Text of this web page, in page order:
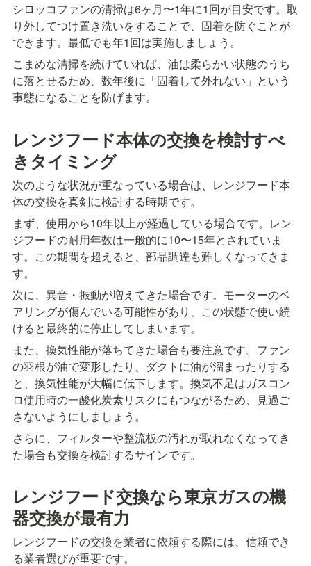
シロッコファンの清掃は6ヶ月〜1年に1回が目安です。取
り外してつけ置き洗いをすることで、固着を防ぐことが
できます。最低でも年1回は実施しましょう。
こまめな清掃を続けていれば、油は柔らかい状態のうち
に落とせるため、数年後に「固着して外れない」という
事態になることを防げます。
レンジフード本体の交換を検討すべ
きタイミング
次のような状況が重なっている場合は、レンジフード本
体の交換を真剣に検討する時期です。
まず、使用から10年以上が経過している場合です。レン
ジフードの耐用年数は一般的に10〜15年とされていま
す。この期間を超えると、部品調達も難しくなってきま
す。
次に、異音・振動が増えてきた場合です。モーターのベ
アリングが傷んでいる可能性があり、この状態で使い続
けると最終的に停止してしまいます。
また、換気性能が落ちてきた場合も要注意です。ファン
の羽根が油で変形したり、ダクトに油が溜まったりする
と、換気性能が大幅に低下します。換気不足はガスコン
ロ使用時の一酸化炭素リスクにもつながるため、見過ご
さないようにしましょう。
さらに、フィルターや整流板の汚れが取れなくなってき
た場合も交換を検討するサインです。
レンジフード交換なら東京ガスの機
器交換が最有力
レンジフードの交換を業者に依頼する際には、信頼でき
る業者選びが重要です。